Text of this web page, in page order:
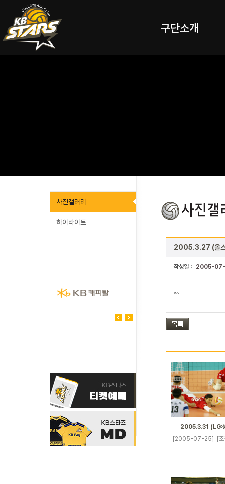
구단소개
사진갤러리
하이라이트
2005.3.27 (올
작성일 : 2005-
^^
2005.3.31 (LG:
[2005-07-25]
[